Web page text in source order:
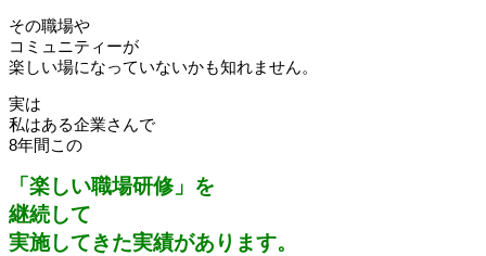
その職場や
コミュニティーが
楽しい場になっていないかも知れません。
実は
私はある企業さんで
8年間この
「楽しい職場研修」を
継続して
実施してきた実績があります。